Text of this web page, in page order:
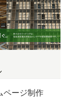
ページ制作